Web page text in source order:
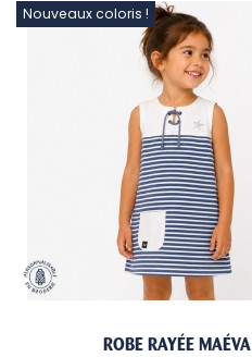
ROBE RAYÉE MAÉVA
Nouveaux coloris !